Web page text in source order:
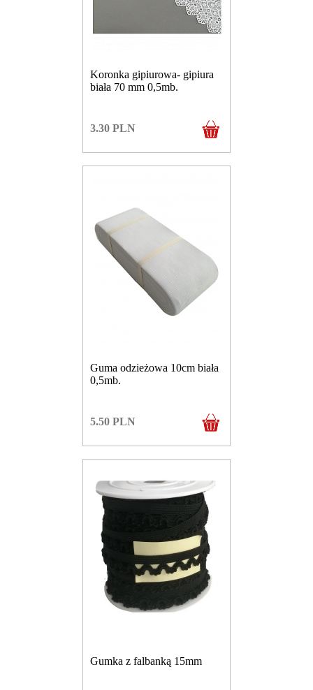
Koronka gipiurowa- gipiura
biała 70 mm 0,5mb.
3.30 PLN
Guma odzieżowa 10cm biała
0,5mb.
5.50 PLN
Gumka z falbanką 15mm